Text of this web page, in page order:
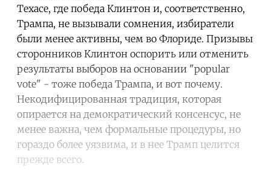
Техасе, где победа Клинтон и, соответственно,
Трампа, не вызывали сомнения, избиратели
были менее активны, чем во Флориде. Призывы
сторонников Клинтон оспорить или отменить
результаты выборов на основании "popular
vote" - тоже победа Трампа, и вот почему.
Некодифицированная традиция, которая
опирается на демократический консенсус, не
менее важна, чем формальные процедуры, но
гораздо более уязвима, и в нее Трамп целится
прежде всего.